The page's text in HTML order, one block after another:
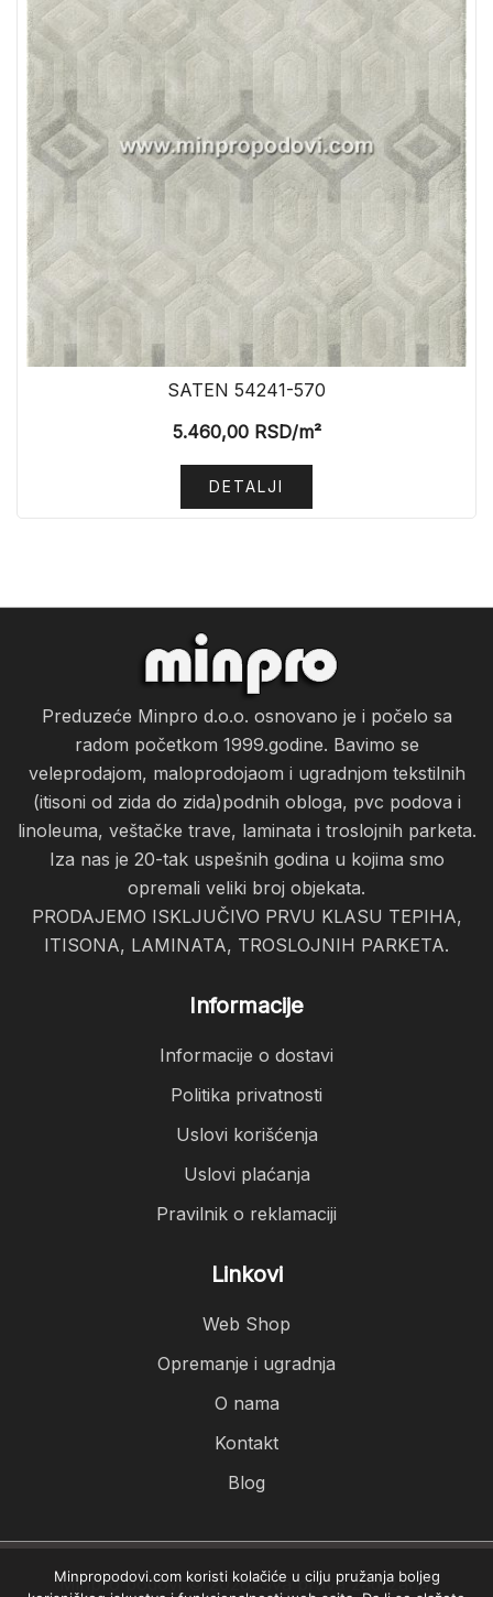
SATEN 54241-570
5.460,00RSD/m²
DETALJI
Preduzeće Minpro d.o.o. osnovano je i počelo sa
radom početkom 1999.godine. Bavimo se
veleprodajom, maloprodojaom i ugradnjom tekstilnih
(itisoni od zida do zida)podnih obloga, pvc podova i
linoleuma, veštačke trave, laminata i troslojnih parketa.
Iza nas je 20-tak uspešnih godina u kojima smo
opremali veliki broj objekata.
PRODAJEMO ISKLJUČIVO PRVU KLASU TEPIHA,
ITISONA, LAMINATA, TROSLOJNIH PARKETA.
Informacije
Informacije o dostavi
Politika privatnosti
Uslovi korišćenja
Uslovi plaćanja
Pravilnik o reklamaciji
Linkovi
Web Shop
Opremanje i ugradnja
O nama
Kontakt
Blog
Minpro podovi © 2026. Sva prava zadržana.
Minpropodovi.com koristi kolačiće u cilju pružanja boljeg